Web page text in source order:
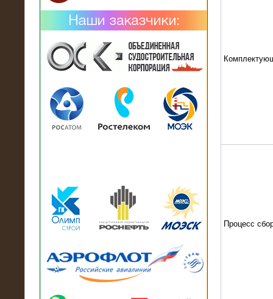
02.02.2019
Нагрузочный комплекс 26 МВт (10
кВ) поставлен в аренду на
13.07.2018
Процесс